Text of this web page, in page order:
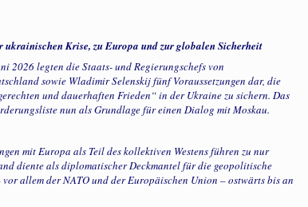
ukrainischen Krise, zu Europa und zur globalen Sicherheit
2026 legten die Staats- und Regierungschefs von
sowie Wladimir Selenskij fünf Voraussetzungen dar, die
und dauerhaften Frieden“ in der Ukraine zu sichern. Das
nun als Grundlage für einen Dialog mit Moskau.
mit Europa als Teil des kollektiven Westens führen zu nur
diente als diplomatischer Deckmantel für die geopolitische
allem der NATO und der Europäischen Union – ostwärts bis an